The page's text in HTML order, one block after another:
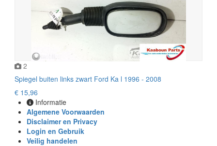
2
Spiegel buiten links zwart Ford Ka l 1996 - 2008
€ 15,96
Informatie
Algemene Voorwaarden
Disclaimer en Privacy
Login en Gebruik
Veilig handelen